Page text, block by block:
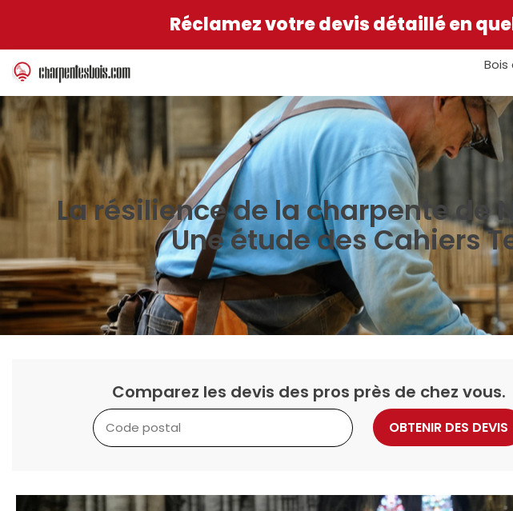
Réclamez votre devis détaillé en
La résilience de la charpente de
Une étude des Cahiers
Comparez les devis des pros près de chez vous.
OBTENIR DES DEVIS